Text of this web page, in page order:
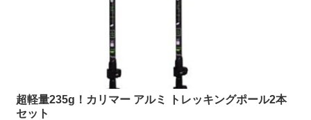
超軽量235g！カリマー アルミ トレッキングポール2本
セット